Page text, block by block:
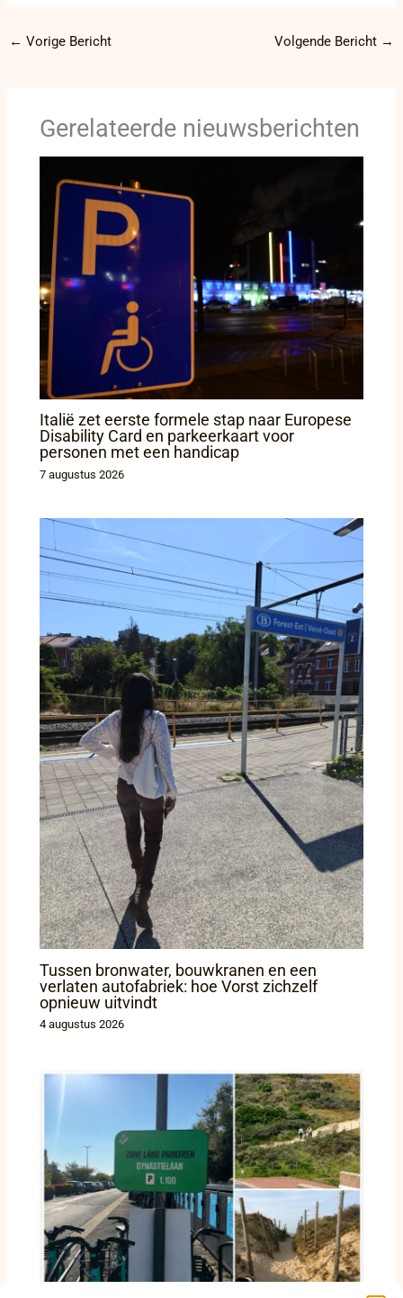
← Vorige Bericht Volgende Bericht →
Gerelateerde nieuwsberichten
Italië zet eerste formele stap naar Europese
Disability Card en parkeerkaart voor
personen met een handicap
7 augustus 2026
Tussen bronwater, bouwkranen en een
verlaten autofabriek: hoe Vorst zichzelf
opnieuw uitvindt
4 augustus 2026